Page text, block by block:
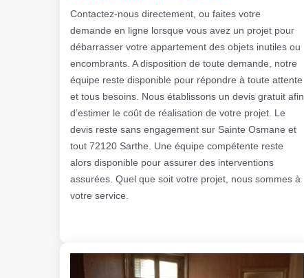
Contactez-nous directement, ou faites votre
demande en ligne lorsque vous avez un projet pour
débarrasser votre appartement des objets inutiles ou
encombrants. A disposition de toute demande, notre
équipe reste disponible pour répondre à toute attente
et tous besoins. Nous établissons un devis gratuit afin
d’estimer le coût de réalisation de votre projet. Le
devis reste sans engagement sur Sainte Osmane et
tout 72120 Sarthe. Une équipe compétente reste
alors disponible pour assurer des interventions
assurées. Quel que soit votre projet, nous sommes à
votre service.